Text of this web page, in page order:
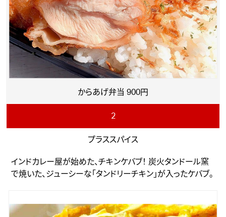
からあげ弁当 900円
2
プラススパイス
インドカレー屋が始めた、チキンケバブ！ 炭火タンドール窯
で焼いた、ジューシーな「タンドリーチキン」が入ったケバブ。